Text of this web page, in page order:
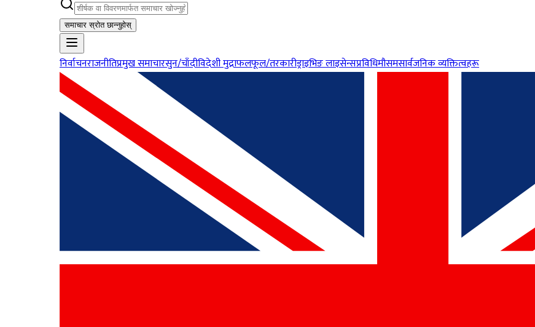
समाचार स्रोत छान्नुहोस्
निर्वाचनराजनीतिप्रमुख समाचारसुन/चाँदीविदेशी मुद्राफलफूल/तरकारीड्राइभिङ लाइसेन्सप्रविधिमौसमसार्वजनिक व्यक्तित्वहरू